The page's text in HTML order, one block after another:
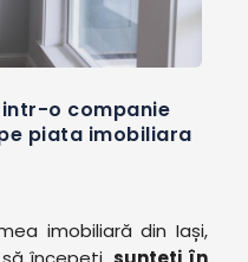
intr-o companie
piata imobiliara
imobiliară din Iași,